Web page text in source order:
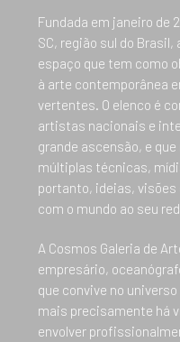
Fundada em janeiro de
SC, região sul do Brasil,
espaço que tem como
à arte contemporânea
vertentes. O elenco é
artistas nacionais e
grande ascensão, e
múltiplas técnicas,
portanto, ideias,
com o mundo ao seu
A Cosmos Galeria de
empresário,
que convive no
mais precisamente há
envolver